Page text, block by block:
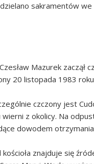
sakramentów
Mazurek zaczął
20 listopada 1983
czczony jest
z okolicy. Na
dowodem
znajduje się